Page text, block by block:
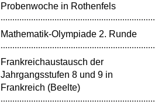
Probenwoche in Rothenfels
Mathematik-Olympiade 2. Runde
Frankreichaustausch der
Jahrgangsstufen 8 und 9 in
Frankreich (Beelte)